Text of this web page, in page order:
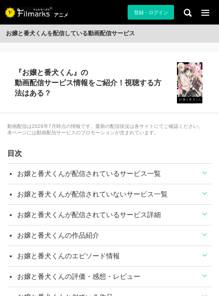
アニメ 登録・ログイン
お嬢と番犬くんを配信している動画配信サービス
『お嬢と番犬くん』の
動画配信サービス情報をご紹介！視聴する方
法はある？
動画配信は2026年7月時点の情報です。最新の配信状況は各サイトにてご確認ください。
本ページには動画配信サービスのプロモーションが含まれています。
目次
お嬢と番犬くんが配信されているサービス一覧
お嬢と番犬くんが配信されていないサービス一覧
お嬢と番犬くんが配信されているサービス詳細
お嬢と番犬くんの作品紹介
お嬢と番犬くんのエピソード情報
お嬢と番犬くんの評価・感想・レビュー